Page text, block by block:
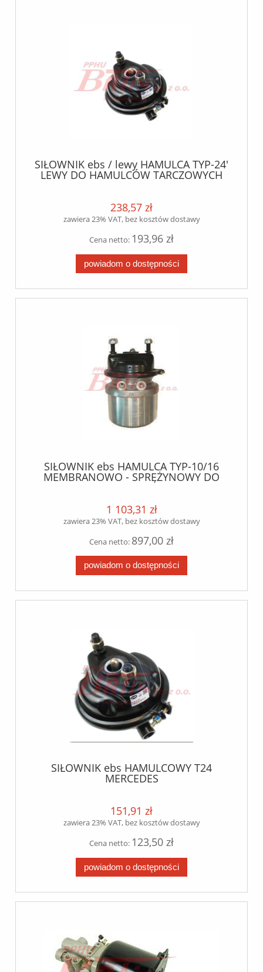
SIŁOWNIK ebs / lewy HAMULCA TYP-24'
LEWY DO HAMULCÓW TARCZOWYCH
238,57 zł
zawiera 23% VAT, bez kosztów dostawy
Cena netto: 193,96 zł
powiadom o dostępności
SIŁOWNIK ebs HAMULCA TYP-10/16
MEMBRANOWO - SPRĘŻYNOWY DO
HAMULCY TARCZOWYCH TGX/TGS/TGA
k007630
1 103,31 zł
zawiera 23% VAT, bez kosztów dostawy
Cena netto: 897,00 zł
powiadom o dostępności
SIŁOWNIK ebs HAMULCOWY T24
MERCEDES
151,91 zł
zawiera 23% VAT, bez kosztów dostawy
Cena netto: 123,50 zł
powiadom o dostępności